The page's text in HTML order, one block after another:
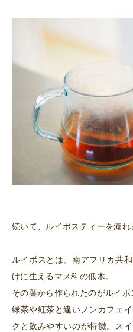
続いて、ルイボスティーを淹れ
ルイボスとは、南アフリカ共
けに生えるマメ科の低木。
その葉から作られたのがルイボ
緑茶や紅茶と違いノンカフェ
クと飲みやすいのが特徴。ス